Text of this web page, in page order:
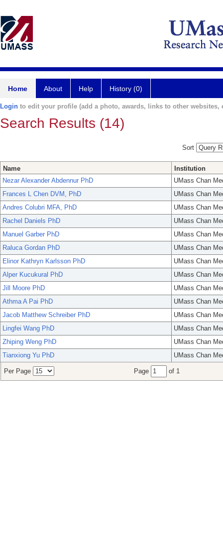
Home About Help History (0)
Login to edit your profile (add a photo, awards, links to other websites,
Search Results (14)
Sort
Name
Institution
Nezar Alexander Abdennur PhD
UMass Chan
Frances L Chen DVM, PhD
UMass Chan
Andres Colubri MFA, PhD
UMass Chan
Rachel Daniels PhD
UMass Chan
Manuel Garber PhD
UMass Chan
Raluca Gordan PhD
UMass Chan
Elinor Kathryn Karlsson PhD
UMass Chan
Alper Kucukural PhD
UMass Chan
Jill Moore PhD
UMass Chan
Athma A Pai PhD
UMass Chan
Jacob Matthew Schreiber PhD
UMass Chan
Lingfei Wang PhD
UMass Chan
Zhiping Weng PhD
UMass Chan
Tianxiong Yu PhD
UMass Chan
Per Page Page of 1